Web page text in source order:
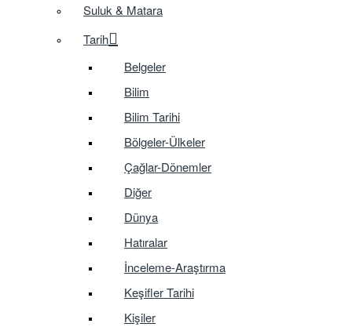
Suluk & Matara
Tarih
Belgeler
Bilim
Bilim Tarihi
Bölgeler-Ülkeler
Çağlar-Dönemler
Diğer
Dünya
Hatıralar
İnceleme-Araştırma
Keşifler Tarihi
Kişiler